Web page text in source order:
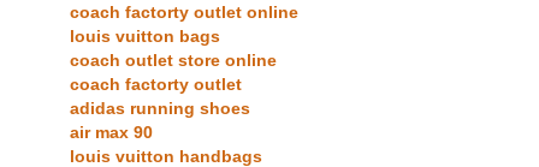
coach factorty outlet online
louis vuitton bags
coach outlet store online
coach factorty outlet
adidas running shoes
air max 90
louis vuitton handbags